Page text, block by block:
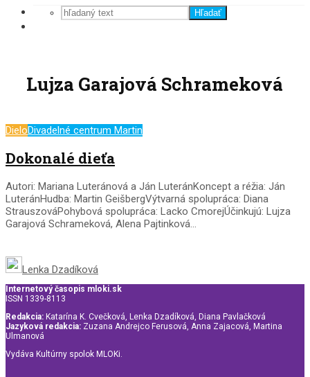
Hľadať
Lujza Garajová Schrameková
DieloDivadelné centrum Martin
Dokonalé dieťa
Autori: Mariana Luteránová a Ján LuteránKoncept a réžia: Ján
LuteránHudba: Martin GeišbergVýtvarná spolupráca: Diana
StrauszováPohybová spolupráca: Lacko CmorejÚčinkujú: Lujza
Garajová Schrameková, Alena Pajtinková...
Lenka Dzadíková
Internetový časopis mloki.sk
ISSN 1339-8113
Redakcia: Katarína K. Cvečková, Lenka Dzadíková, Diana Pavlačková
Jazyková redakcia: Zuzana Andrejco Ferusová, Anna Zajacová, Martina
Ulmanová
Vydáva Kultúrny spolok MLOKi.